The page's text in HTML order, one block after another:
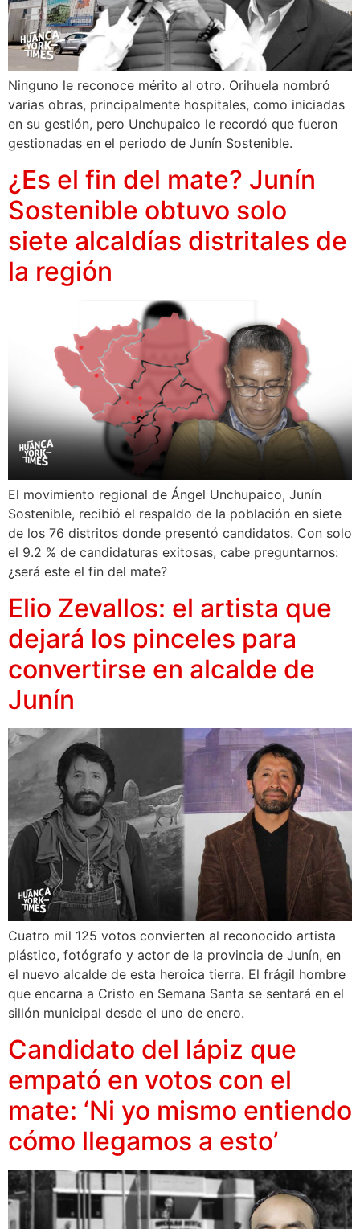
Ninguno le reconoce mérito al otro. Orihuela nombró
varias obras, principalmente hospitales, como iniciadas
en su gestión, pero Unchupaico le recordó que fueron
gestionadas en el periodo de Junín Sostenible.
¿Es el fin del mate? Junín
Sostenible obtuvo solo
siete alcaldías distritales de
la región
El movimiento regional de Ángel Unchupaico, Junín
Sostenible, recibió el respaldo de la población en siete
de los 76 distritos donde presentó candidatos. Con solo
el 9.2 % de candidaturas exitosas, cabe preguntarnos:
¿será este el fin del mate?
Elio Zevallos: el artista que
dejará los pinceles para
convertirse en alcalde de
Junín
Cuatro mil 125 votos convierten al reconocido artista
plástico, fotógrafo y actor de la provincia de Junín, en
el nuevo alcalde de esta heroica tierra. El frágil hombre
que encarna a Cristo en Semana Santa se sentará en el
sillón municipal desde el uno de enero.
Candidato del lápiz que
empató en votos con el
mate: ‘Ni yo mismo entiendo
cómo llegamos a esto’